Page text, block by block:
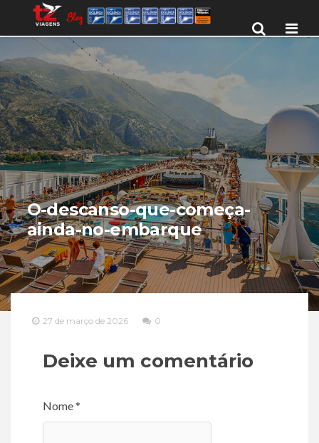
O-descanso-que-começa-
ainda-no-embarque
27 de março de 2026 0
Deixe um comentário
Nome *